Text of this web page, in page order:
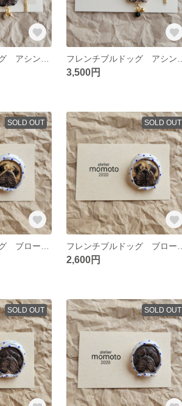
3,500円
SOLD OUT SOLD OUT
2,600円
SOLD OUT SOLD OUT